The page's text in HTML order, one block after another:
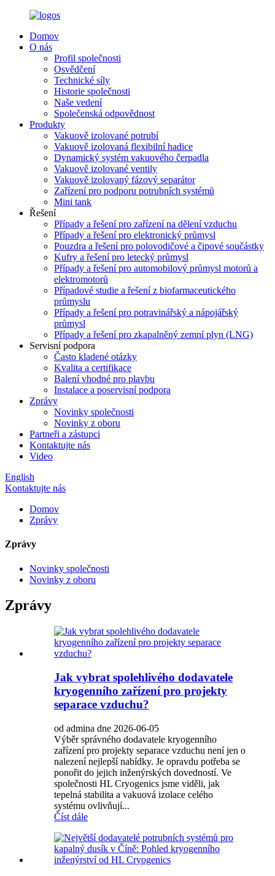
Domov
O nás
Profil společnosti
Osvědčení
Technické síly
Historie společnosti
Naše vedení
Společenská odpovědnost
Produkty
Vakuově izolované potrubí
Vakuově izolovaná flexibilní hadice
Dynamický systém vakuového čerpadla
Vakuově izolované ventily
Vakuově izolovaný fázový separátor
Zařízení pro podporu potrubních systémů
Mini tank
Řešení
Případy a řešení pro zařízení na dělení vzduchu
Případy a řešení pro elektronický průmysl
Pouzdra a řešení pro polovodičové a čipové součástky
Kufry a řešení pro letecký průmysl
Případy a řešení pro automobilový průmysl motorů a
elektromotorů
Případové studie a řešení z biofarmaceutického
průmyslu
Případy a řešení pro potravinářský a nápojářský
průmysl
Případy a řešení pro zkapalněný zemní plyn (LNG)
Servisní podpora
Často kladené otázky
Kvalita a certifikace
Balení vhodné pro plavbu
Instalace a poservisní podpora
Zprávy
Novinky společnosti
Novinky z oboru
Partneři a zástupci
Kontaktujte nás
Video
English
Kontaktujte nás
Domov
Zprávy
Zprávy
Novinky společnosti
Novinky z oboru
Zprávy
Jak vybrat spolehlivého dodavatele
kryogenního zařízení pro projekty
separace vzduchu?
od admina dne 2026-06-05
Výběr správného dodavatele kryogenního
zařízení pro projekty separace vzduchu není jen o
nalezení nejlepší nabídky. Je opravdu potřeba se
ponořit do jejich inženýrských dovedností. Ve
společnosti HL Cryogenics jsme viděli, jak
tepelná stabilita a vakuová izolace celého
systému ovlivňují...
Číst dále